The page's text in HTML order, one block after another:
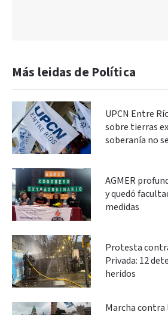
Más leidas de Política
UPCN Entre
sobre tierras
soberanía no
AGMER
y quedó
medidas
Protesta
Privada: 12
heridos
Marcha contra